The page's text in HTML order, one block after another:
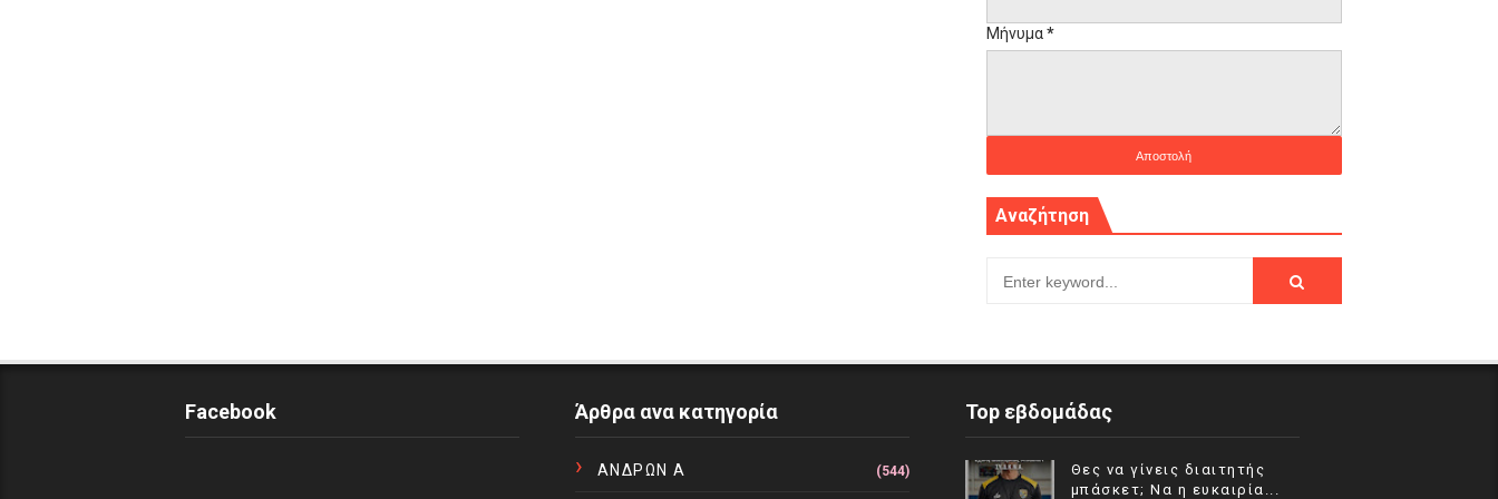
Μήνυμα*
Αναζήτηση
Facebook Άρθρα ανα κατηγορία
ΑΝΔΡΩΝ Α (544)
Top εβδομάδας
Θες να γίνεις διαιτητής
μπάσκετ; Να η ευκαιρία...